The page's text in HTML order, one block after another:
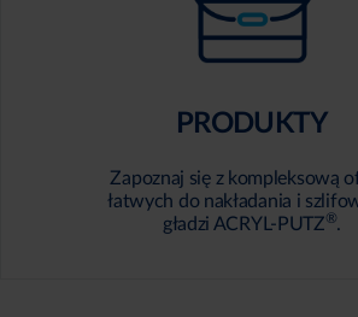
PRODUKTY
Zapoznaj się z kompleksową
łatwych do nakładania i
gładzi ACRYL-PUTZ®.